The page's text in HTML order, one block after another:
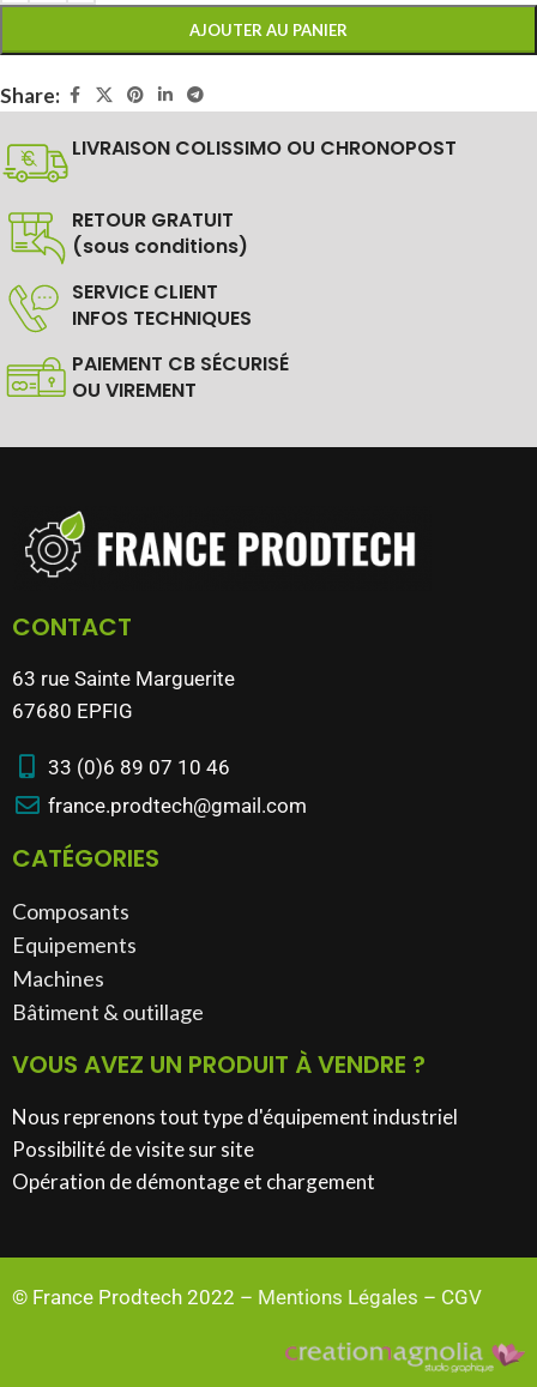
AJOUTER AU PANIER
Share:
LIVRAISON COLISSIMO OU CHRONOPOST
RETOUR GRATUIT
(sous conditions)
SERVICE CLIENT
INFOS TECHNIQUES
PAIEMENT CB SÉCURISÉ
OU VIREMENT
CONTACT
63 rue Sainte Marguerite
67680 EPFIG
33 (0)6 89 07 10 46
france.prodtech@gmail.com
CATÉGORIES
Composants
Equipements
Machines
Bâtiment & outillage​
VOUS AVEZ UN PRODUIT À VENDRE ?
Nous reprenons tout type d'équipement industriel
Possibilité de visite sur site
Opération de démontage et chargement
© France Prodtech 2022 – Mentions Légales – CGV